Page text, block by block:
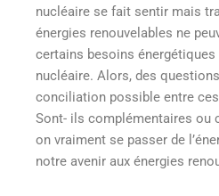
nucléaire se fait sentir mais
énergies renouvelables ne
certains besoins
nucléaire. Alors, des
conciliation possible entre ces
Sont- ils complémentaires ou
on vraiment se passer de
notre avenir aux énergies